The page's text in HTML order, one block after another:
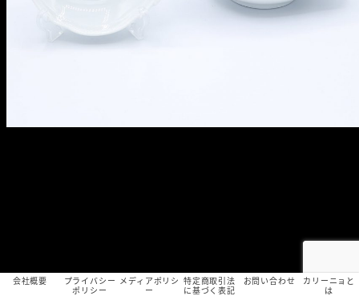
会社概要
プライバシー
ポリシー
メディアポリシ
ー
特定商取引法
に基づく表記
お問い合わせ
カリーニョと
は